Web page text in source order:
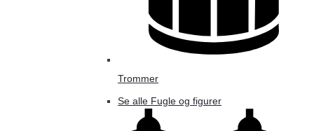
Trommer
Se alle Fugle og figurer